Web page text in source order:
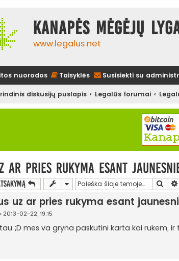
Kanapės mėgėjų
www.legalus.net
nuorodos Taisyklės Susisiekti su
diskusijų puslapis Legalūs forumai
ar pries rukyma esant
uz ar pries rukyma esant
2013-02-22, 19:15
;D mes va gryna paskutini karta kai rukem,